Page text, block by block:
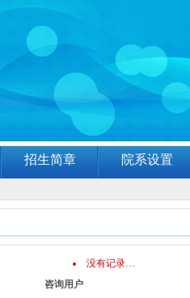
招生简章 院系设置
没有记录…
咨询用户